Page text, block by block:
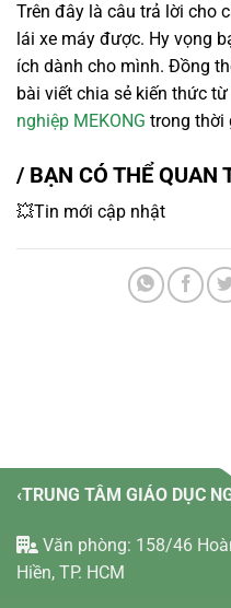
Trên đây là câu trả lời cho
lái xe máy được. Hy vọng
ích dành cho mình. Đồng
bài viết chia sẻ kiến thức từ
nghiệp MEKONG trong thời
/ BẠN CÓ THỂ QUAN
💥Tin mới cập nhật
‹TRUNG TÂM GIÁO DỤC
Văn phòng: 158/46
Hiền, TP. HCM